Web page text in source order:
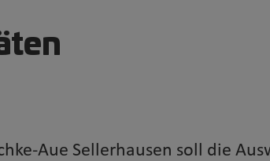
Aue Sellerhausen soll die